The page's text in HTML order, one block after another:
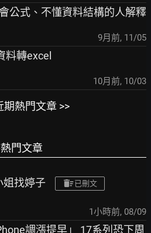
公式、不懂資料結構的人解釋
9月前, 11/05
料轉excel
10月前, 10/03
期熱門文章 >>
門文章
姐找婷子 已刪文
1小時前, 08/09
調漲提早」 17系列恐下周